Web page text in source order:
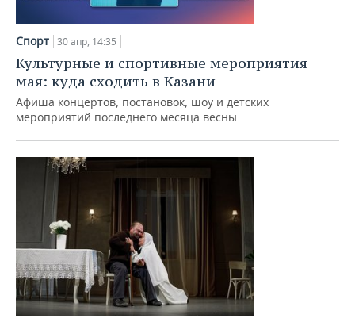
Спорт 30 апр, 14:35
Культурные и спортивные мероприятия
мая: куда сходить в Казани
Афиша концертов, постановок, шоу и детских
мероприятий последнего месяца весны